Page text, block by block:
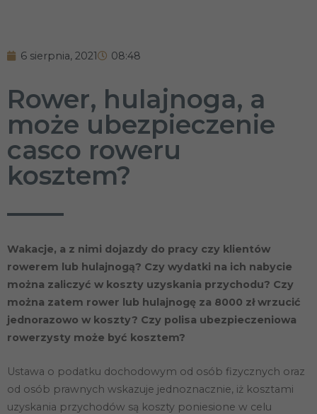
6 sierpnia, 2021 08:48
Rower, hulajnoga, a
może ubezpieczenie
casco roweru
kosztem?
Wakacje, a z nimi dojazdy do pracy czy klientów
rowerem lub hulajnogą? Czy wydatki na ich nabycie
można zaliczyć w koszty uzyskania przychodu? Czy
można zatem rower lub hulajnogę za 8000 zł wrzucić
jednorazowo w koszty? Czy polisa ubezpieczeniowa
rowerzysty może być kosztem?
Ustawa o podatku dochodowym od osób fizycznych oraz
od osób prawnych wskazuje jednoznacznie, iż kosztami
uzyskania przychodów są koszty poniesione w celu